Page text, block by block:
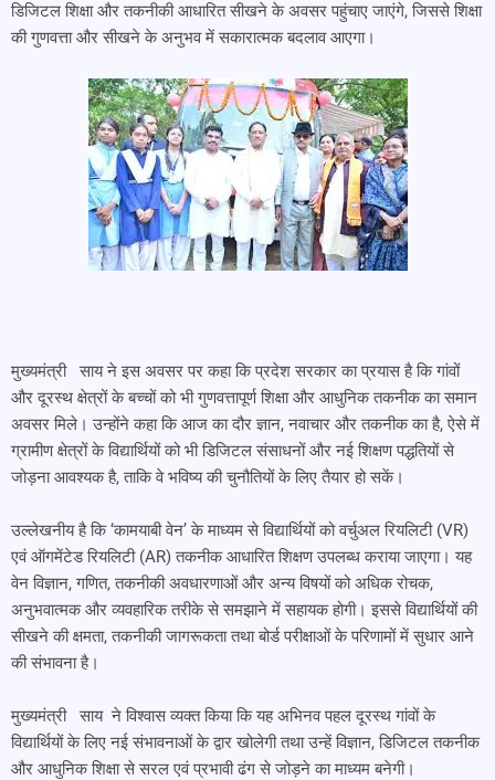
डिजिटल शिक्षा और तकनीकी आधारित सीखने के अवसर पहुंचाए जाएंगे, जिससे शिक्षा
की गुणवत्ता और सीखने के अनुभव में सकारात्मक बदलाव आएगा।
मुख्यमंत्री साय ने इस अवसर पर कहा कि प्रदेश सरकार का प्रयास है कि गांवों
और दूरस्थ क्षेत्रों के बच्चों को भी गुणवत्तापूर्ण शिक्षा और आधुनिक तकनीक का समान
अवसर मिले। उन्होंने कहा कि आज का दौर ज्ञान, नवाचार और तकनीक का है, ऐसे में
ग्रामीण क्षेत्रों के विद्यार्थियों को भी डिजिटल संसाधनों और नई शिक्षण पद्धतियों से
जोड़ना आवश्यक है, ताकि वे भविष्य की चुनौतियों के लिए तैयार हो सकें।
उल्लेखनीय है कि ‘कामयाबी वेन’ के माध्यम से विद्यार्थियों को वर्चुअल रियलिटी (VR)
एवं ऑगमेंटेड रियलिटी (AR) तकनीक आधारित शिक्षण उपलब्ध कराया जाएगा। यह
वेन विज्ञान, गणित, तकनीकी अवधारणाओं और अन्य विषयों को अधिक रोचक,
अनुभवात्मक और व्यवहारिक तरीके से समझाने में सहायक होगी। इससे विद्यार्थियों की
सीखने की क्षमता, तकनीकी जागरूकता तथा बोर्ड परीक्षाओं के परिणामों में सुधार आने
की संभावना है।
मुख्यमंत्री साय ने विश्वास व्यक्त किया कि यह अभिनव पहल दूरस्थ गांवों के
विद्यार्थियों के लिए नई संभावनाओं के द्वार खोलेगी तथा उन्हें विज्ञान, डिजिटल तकनीक
और आधुनिक शिक्षा से सरल एवं प्रभावी ढंग से जोड़ने का माध्यम बनेगी।